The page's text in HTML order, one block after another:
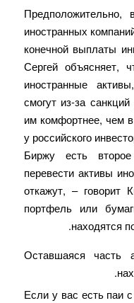
Предположительно,
иностранных
конечной выплаты
Сергей объясняет,
иностранные
смогут из-за
им комфортнее, чем
у российского
Биржу есть
перевести активы
откажут, – говорит
портфель или
находятся
Оставшаяся часть
Если у вас есть паи